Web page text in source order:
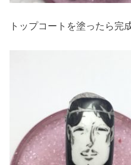
トップコートを塗ったら完